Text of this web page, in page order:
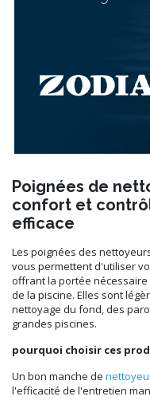
Poignées de
confort et
efficace
Les poignées des
vous permettent d'utiliser
offrant la portée
de la piscine. Elles sont
nettoyage du fond, des
grandes piscines.
pourquoi choisir ces
Un bon manche de
l'efficacité de l'entretien